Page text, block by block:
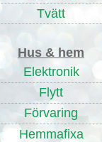
Tvätt
Hus & hem
Elektronik
Flytt
Förvaring
Hemmafixa